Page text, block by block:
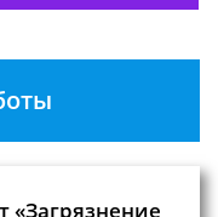
«Загрязнение